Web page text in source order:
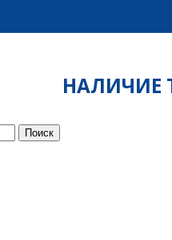
НАЛИЧИЕ
Поиск